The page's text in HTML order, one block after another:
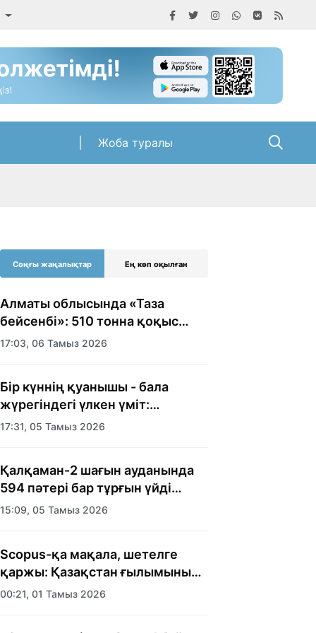
Жоба туралы
Соңғы жаңалықтар Ең көп оқылған
Алматы облысында «Таза
бейсенбі»: 510 тонна қоқыс
шығарылды
17:03, 06 Тамыз 2026
Бір күннің қуанышы - бала
жүрегіндегі үлкен үміт:
Алматыда балалар үйінің
17:31, 05 Тамыз 2026
Қалқаман-2 шағын ауданында
594 пәтері бар тұрғын үйді
салып бітті
15:09, 05 Тамыз 2026
Scopus-қа мақала, шетелге
қаржы: Қазақстан ғылымының
есебі кімге керек?
00:21, 01 Тамыз 2026